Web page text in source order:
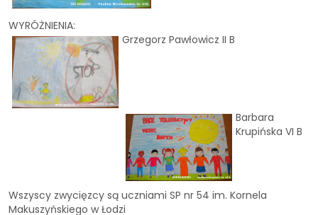
WYRÓŻNIENIA:
Grzegorz Pawłowicz II B
Barbara
Krupińska VI B
Wszyscy zwycięzcy są uczniami SP nr 54 im. Kornela
Makuszyńskiego w Łodzi